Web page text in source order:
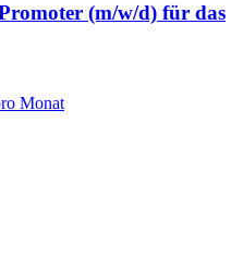
(m/w/d) für das
Monat